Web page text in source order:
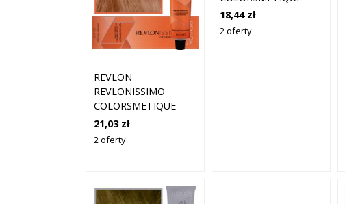
REVLON
REVLONISSIMO
COLORSMETIQUE -
KREMOWA FARBA DO
WŁOSÓW, 60ML 8,4 |
JASNY MIEDZIANY
21,03 zł
2 oferty
KREMOWA FARBA DO
WŁOSÓW, 60ML 8,34
| JASNY ZŁOTY
18,44 zł
2 oferty